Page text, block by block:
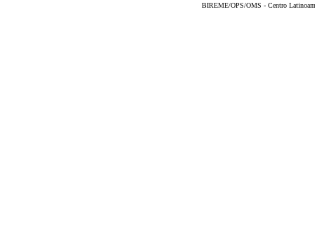
BIREME/OPS/OMS - Centro